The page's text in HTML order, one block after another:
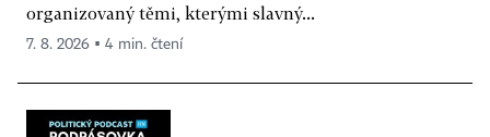
organizovaný těmi, kterými slavný...
7. 8. 2026 ▪ 4 min. čtení